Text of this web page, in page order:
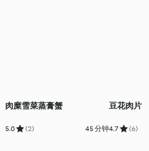
肉糜雪菜蒸膏蟹
5.0 (2) 45 分钟
豆花肉片
4.7 (6)